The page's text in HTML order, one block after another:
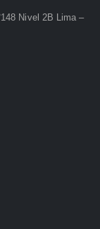
Nivel 2B Lima –